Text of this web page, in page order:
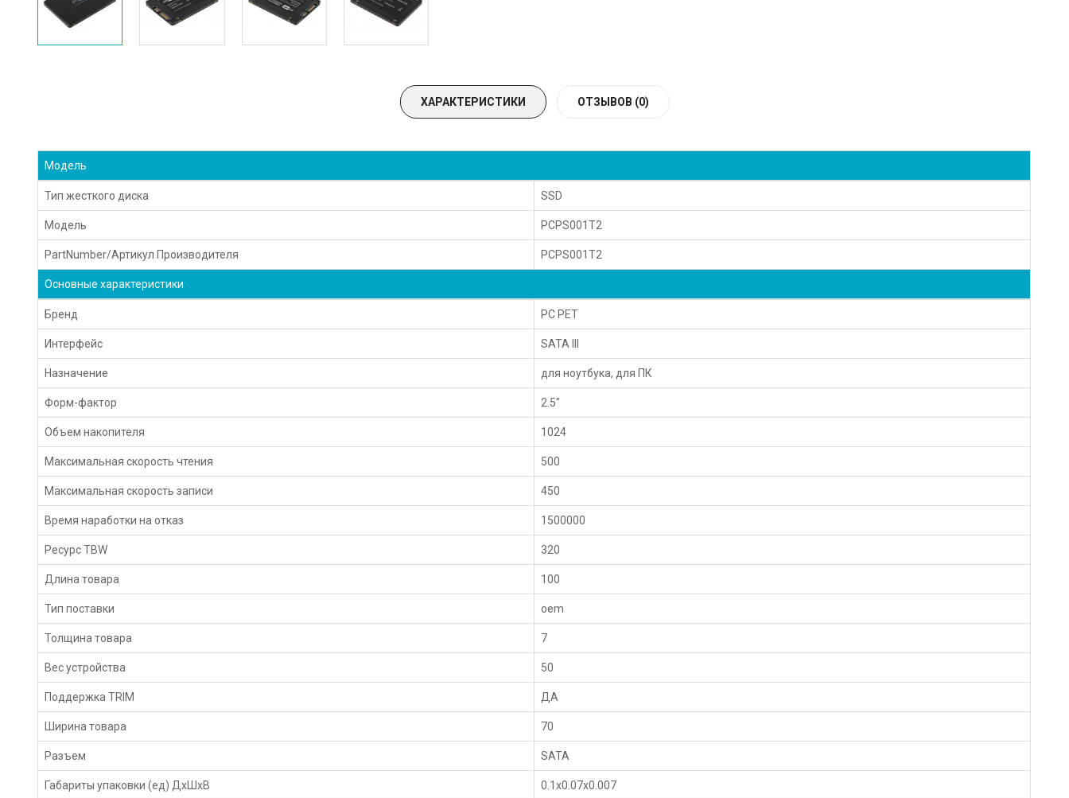
ХАРАКТЕРИСТИКИ ОТЗЫВОВ (0)
Модель
Тип жесткого диска SSD
Модель PCPS001T2
PartNumber/Артикул Производителя PCPS001T2
Основные характеристики
Бренд PC PET
Интерфейс SATA III
Назначение для ноутбука, для ПК
Форм-фактор 2.5"
Объем накопителя 1024
Максимальная скорость чтения 500
Максимальная скорость записи 450
Время наработки на отказ 1500000
Ресурс TBW 320
Длина товара 100
Тип поставки oem
Толщина товара 7
Вес устройства 50
Поддержка TRIM ДА
Ширина товара 70
Разъем SATA
Габариты упаковки (ед) ДхШхВ 0.1x0.07x0.007